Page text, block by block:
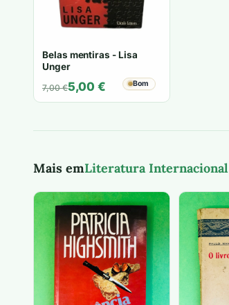
Belas mentiras - Lisa
Unger
7,00€
O
preço
5,00 €
O
preço
Bom
Mais emLiteratura Internacional